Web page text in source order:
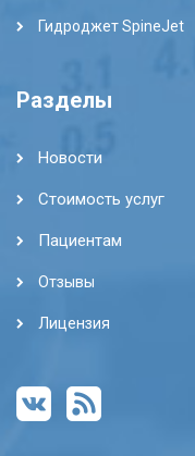
Гидроджет SpineJet
Разделы
Новости
Стоимость услуг
Пациентам
Отзывы
Лицензия